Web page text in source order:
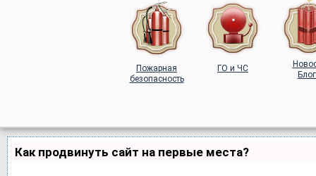
Пожарная
безопасность
ГО и ЧС
Как продвинуть сайт на первые места?